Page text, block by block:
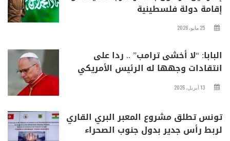
إقامة دولة فلسطينية
25 مايو، 2026
البابا: “لا أخشى ترامب” .. ردا على
انتقادات وجهها له الرئيس الأمريكي
13 أبريل، 2026
تونس تطلق مشروع المعبر البري القاري
لربط رأس جدير بدول جنوب الصحراء